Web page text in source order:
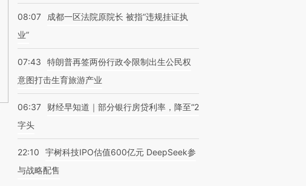
08:07
成都一区法院原院长 被指“违规挂证执
业”
07:43
特朗普再签两份行政令限制出生公民权
意图打击生育旅游产业
06:37
财经早知道｜部分银行房贷利率，降至“2
字头
22:10
宇树科技IPO估值600亿元 DeepSeek参
与战略配售